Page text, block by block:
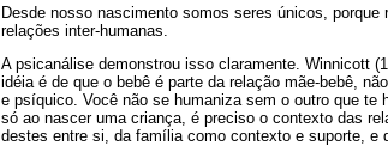
Desde nosso nascimento somos seres únicos,
relações inter-humanas.
A psicanálise demonstrou isso claramente. Winnicott
idéia é de que o bebê é parte da relação mãe-bebê,
e psíquico. Você não se humaniza sem o outro que
só ao nascer uma criança, é preciso o contexto das
destes entre si, da família como contexto e suporte, e